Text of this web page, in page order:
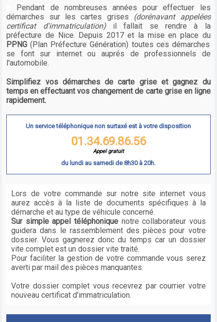
Pendant de nombreuses années pour effectuer les
démarches sur les cartes grises (dorénavant appelées
certificat d'immatriculation)il fallait se rendre à la
préfecture de Nice. Depuis 2017 et la mise en place du
PPNG(Plan Préfecture Génération) toutes ces démarches
se font sur internet ou auprés de professionnels de
l'automobile.
Simplifiez vos démarches de carte grise et gagnez du
temps en effectuant vos changement de carte grise en ligne
rapidement.
Un service téléphonique non surtaxé est à votre disposition
01.34.69.86.56
Appel gratuit
du lundi au samedi de 8h30 à 20h.
Lors de votre commande sur notre site internet vous
aurez accès à la liste de documents spécifiques à la
démarche et au type de véhicule concerné.
Sur simple appel téléphoniquenotre collaborateur vous
guidera dans le rassemblement des pièces pour votre
dossier. Vous gagnerez donc du temps car un dossier
vite complet est un dossier vite traité.
Pour faciliter la gestion de votre commande vous serez
averti par mail des pièces manquantes.
Votre dossier complet vous recevrez par courrier votre
nouveau certificat d'immatriculation.